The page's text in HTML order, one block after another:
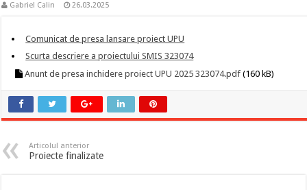
Gabriel Calin 26.03.2025
Comunicat de presa lansare proiect UPU
Scurta descriere a proiectului SMIS 323074
Anunt de presa inchidere proiect UPU 2025 323074.pdf (160 kB)
Articolul anterior
Proiecte finalizate